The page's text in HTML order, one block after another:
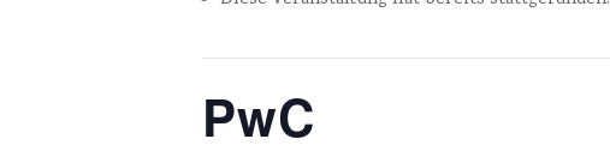
PwC